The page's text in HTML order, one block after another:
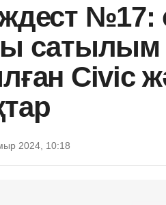
№17:
сатылым
Civic
2024, 10:18